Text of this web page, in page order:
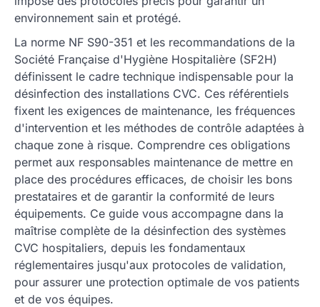
environnement sain et protégé.
La norme NF S90-351 et les recommandations de la
Société Française d'Hygiène Hospitalière (SF2H)
définissent le cadre technique indispensable pour la
désinfection des installations CVC. Ces référentiels
fixent les exigences de maintenance, les fréquences
d'intervention et les méthodes de contrôle adaptées à
chaque zone à risque. Comprendre ces obligations
permet aux responsables maintenance de mettre en
place des procédures efficaces, de choisir les bons
prestataires et de garantir la conformité de leurs
équipements. Ce guide vous accompagne dans la
maîtrise complète de la désinfection des systèmes
CVC hospitaliers, depuis les fondamentaux
réglementaires jusqu'aux protocoles de validation,
pour assurer une protection optimale de vos patients
et de vos équipes.